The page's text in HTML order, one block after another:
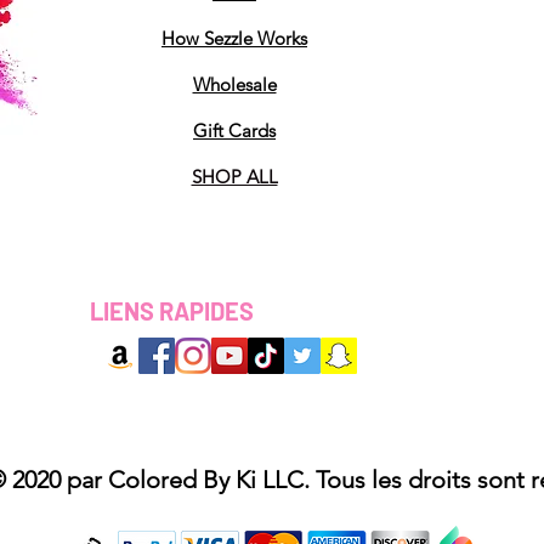
How Sezzle Works
Wholesale
Gift Cards
SHOP ALL
LIENS RAPIDES
2020 par Colored By Ki LLC. Tous les droits sont